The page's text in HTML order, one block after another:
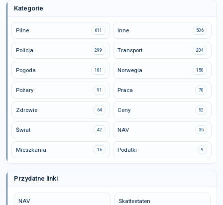
Kategorie
Pilne 611 Inne 506
Policja 299 Transport 204
Pogoda 181 Norwegia 150
Pożary 91 Praca 70
Zdrowie 64 Ceny 52
Świat 42 NAV 35
Mieszkania 16 Podatki 9
Przydatne linki
NAV Skatteetaten